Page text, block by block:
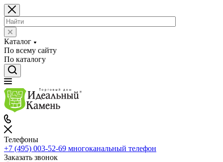
Каталог
По всему сайту
По каталогу
Телефоны
+7 (495) 003-52-69 многоканальный телефон
Заказать звонок